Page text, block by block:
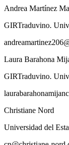
Andrea Martínez
GIRTraduvino.
Laura Barahona
GIRTraduvino.
Christiane Nord
Universidad del